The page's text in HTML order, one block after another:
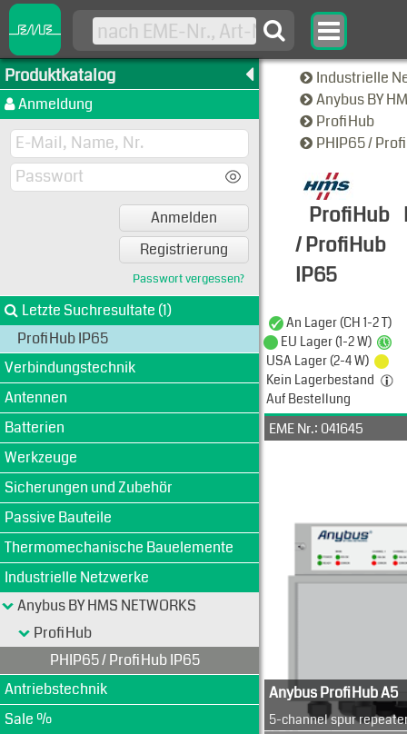
Produktkatalog
Anmeldung
Anmelden
Registrierung
Passwort vergessen?
Letzte Suchresultate (1)
ProfiHub IP65
Verbindungstechnik
Antennen
Batterien
Werkzeuge
Sicherungen und Zubehör
Passive Bauteile
Thermomechanische Bauelemente
Industrielle Netzwerke
Anybus BY HMS NETWORKS
ProfiHub
PHIP65 / ProfiHub IP65
Antriebstechnik
Sale %
Industrielle
Anybus BY
ProfiHub
PHIP65 /
ProfiHub
/ ProfiHub
IP65
Typen-
An Lager (CH 1-2 T)
EU Lager (1-2 W)
USA Lager (2-4 W)
Kein Lagerbestand
Auf Bestellung
EME Nr.: 041645
Anybus ProfiHub A5
5-channel spur